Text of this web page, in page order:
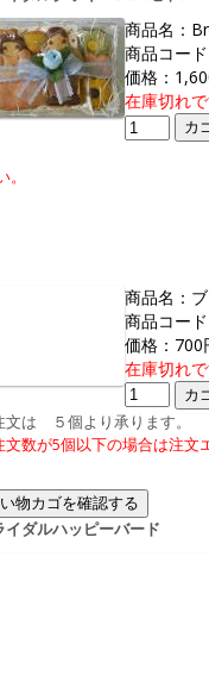
商品名：
商品コー
価格：
在庫切れ
商品名：
商品コー
価格：700
在庫切れ
文は
５個より承ります。
文数が5個以下の場合は注文
イダルハッピーバード